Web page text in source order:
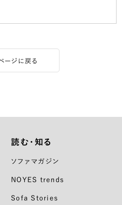
ージに戻る
読む・知る
ソファマガジン
NOYES trends
Sofa Stories